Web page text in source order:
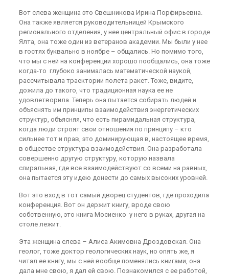
Вот слева женщина это Свешникова Ирина Порфирьевна.
Она также является руководительницей Крымского
регионального отделения, у нее центральный офис в городе
Ялта, она тоже один из ветеранов академии. Мы были у нее
в гостях буквально в ноябре – общались. Но помимо того,
что мы с ней на конференции хорошо пообщались, она тоже
когда-то глубоко занималась математической наукой,
рассчитывала траектории полета ракет. Тоже, видите,
дожила до такого, что традиционная наука ее не
удовлетворила. Теперь она пытается собирать людей и
объяснять им принципы взаимодействия энергетических
структур, объясняя, что есть пирамидальная структура,
когда люди строят свои отношения по принципу – кто
сильнее тот и прав, это доминирующая в, настоящее время,
в обществе структура взаимодействия. Она разработала
совершенно другую структуру, которую назвала
спиральная, где все взаимодействуют со всеми на равных,
она пытается эту идею донести до самых высоких уровней.
Вот это вход в тот самый дворец студентов, где проходила
конференция. Вот он держит книгу, вроде свою
собственную, это книга Мосиенко у него в руках, другая на
столе лежит.
Эта женщина слева – Алиса Акимовна Дроздовская. Она
геолог, тоже доктор геологических наук, но опять же, я
читал ее книгу, мы с ней вообще поменялись книгами, она
дала мне свою, я дал ей свою. Познакомился с ее работой,